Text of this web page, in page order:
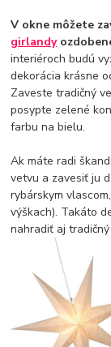
V okne môžete
girlandy
interiéroch budú
dekorácia krásne
Zaveste tradičný
posypte zelené
farbu na bielu.
Ak máte radi
vetvu a zavesiť ju
rybárskym
výškach). Takáto
nahradiť aj